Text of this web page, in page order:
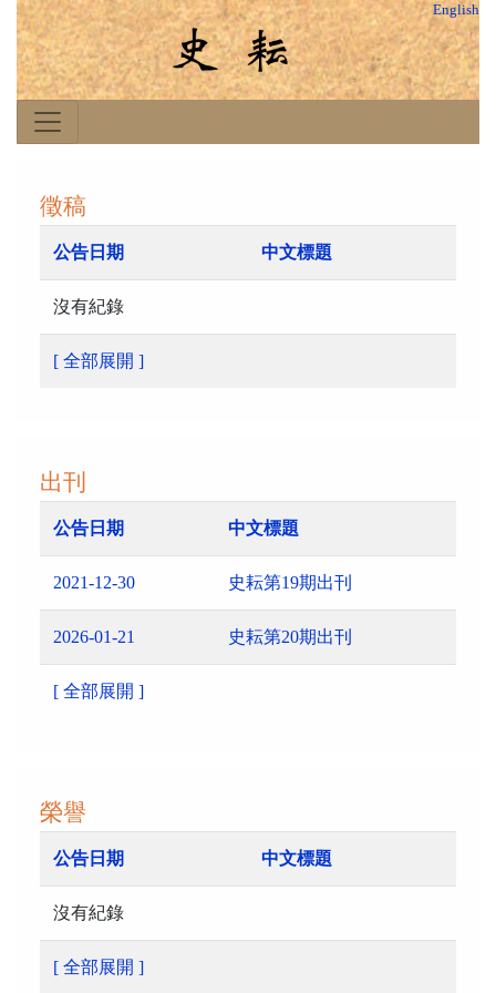
English
徵稿
公告日期 中文標題
沒有紀錄
[ 全部展開 ]
出刊
公告日期 中文標題
2021-12-30 史耘第19期出刊
2026-01-21 史耘第20期出刊
[ 全部展開 ]
榮譽
公告日期 中文標題
沒有紀錄
[ 全部展開 ]